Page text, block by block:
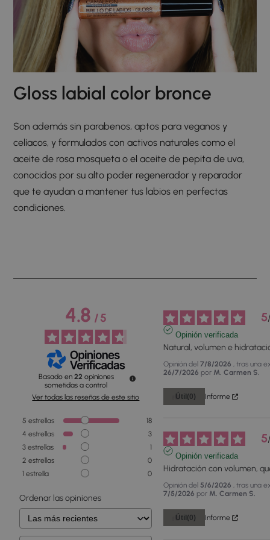
Gloss labial color bronce
Son además sin parabenos, aptos para veganos y
celíacos, y formulados con activos naturales como el
aceite de rosa mosqueta o el aceite de pepita de uva,
conocidos por su alto poder regenerador y reparador
que te ayudan a mantener tus labios en perfectas
condiciones.
4.8/5
Basado en 22 opiniones
sometidas a control
Ver todas las reseñas de este sitio
5estrellas
18
4estrellas
3
3estrellas
1
2estrellas
0
1estrella 0
Ordenar las opiniones
5
Opinión verificada
Natural, volumen e
Opinión del 7/8/2026 , tras una
26/7/2026 por M. Carmen S.
Útil (0) Informe
5
Opinión verificada
Hidratación con volumen,
Opinión del 5/6/2026 , tras una
7/5/2026 por M. Carmen S.
Útil (0) Informe